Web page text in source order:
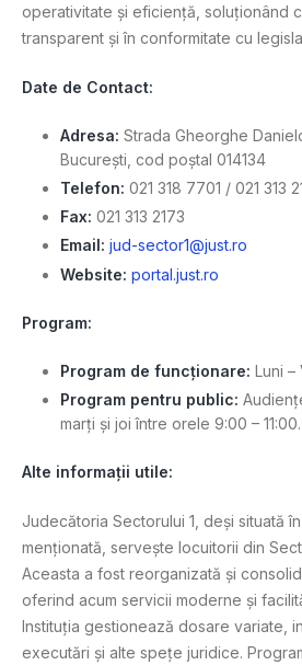
operativitate și eficiență, soluționând
transparent și în conformitate cu
Date de Contact:
Adresa: Strada Gheorghe
București, cod poștal 014134
Telefon: 021 318 7701 / 021 313
Fax: 021 313 2173
Email: jud-sector1@just.ro
Website: portal.just.ro
Program:
Program de funcționare: Luni –
Program pentru public:
marți și joi între orele 9:00 – 11:00.
Alte informații utile:
Judecătoria Sectorului 1, deși situată
menționată, servește locuitorii din
Aceasta a fost reorganizată și
oferind acum servicii moderne și
Instituția gestionează dosare variate,
executări și alte spețe juridice.